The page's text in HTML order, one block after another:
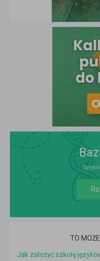
TO
Jak założyć szkołę